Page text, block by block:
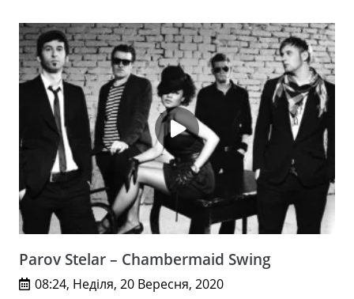
Parov Stelar – Chambermaid Swing
08:24, Неділя, 20 Вересня, 2020